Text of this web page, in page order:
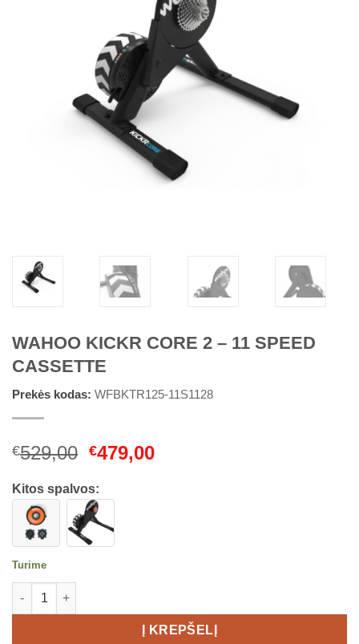
WAHOO KICKR CORE 2 – 11 SPEED
CASSETTE
Prekės kodas: WFBKTR125-11S1128
€529,00 Original
was:
€529,00.
€479,00Current
Kitos spalvos:
Turime
produkto kiekis: WAHOO KICKR CORE 2 - 11 SPEED CASSETTE
Į KREPŠELĮ